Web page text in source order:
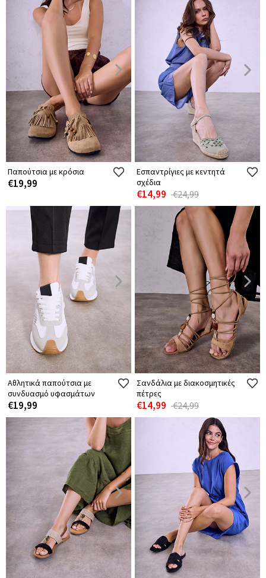
Παπούτσια με κρόσια
€19,99
Εσπαντρίγιες με κεντητά
σχέδια
€14,99 €24,99
Αθλητικά παπούτσια με
συνδυασμό υφασμάτων
€19,99
Σανδάλια με διακοσμητικές
πέτρες
€14,99 €24,99